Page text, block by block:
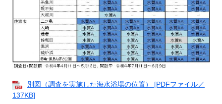
別図（調査を実施した海水浴場の位置） [PDFファイル／
137KB]